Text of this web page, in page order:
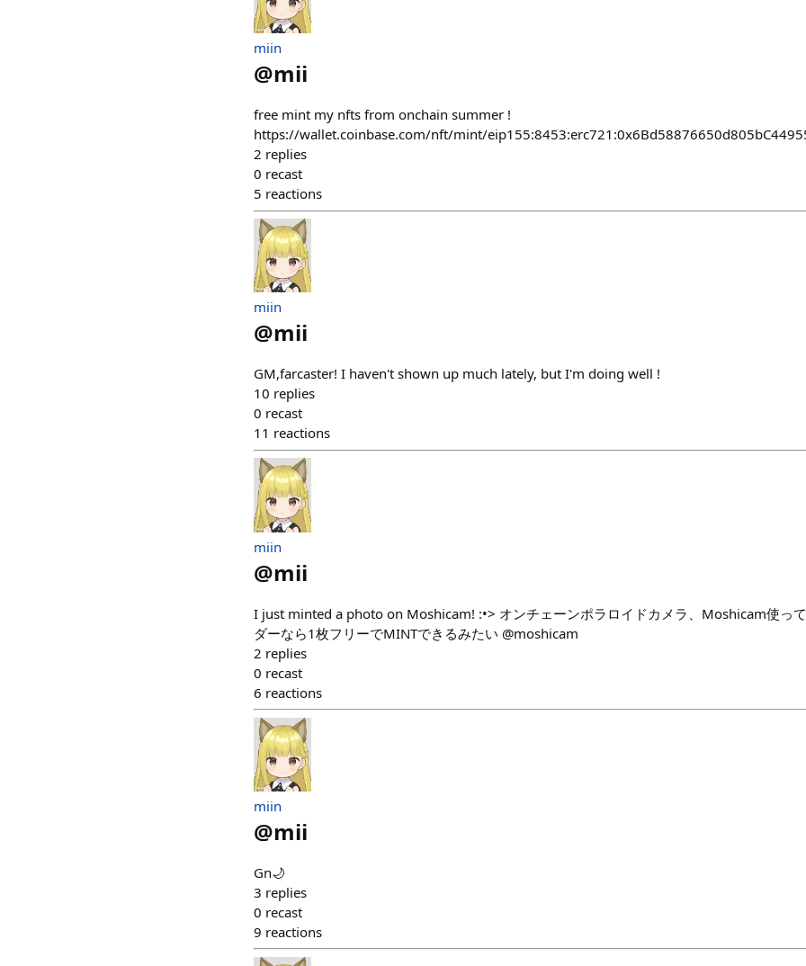
miin
@mii
free mint my nfts from onchain summer !
https://wallet.coinbase.com/nft/mint/
2 replies
0 recast
5 reactions
miin
@mii
GM,farcaster! I haven't shown up much lately, but I'm doing well !
10 replies
0 recast
11 reactions
miin
@mii
I just minted a photo on Moshicam! :•> オンチェーンポラロイドカメラ、Moshicam使っ
ダーなら1枚フリーでMINTできるみたい @moshicam
2 replies
0 recast
6 reactions
miin
@mii
Gn🌙
3 replies
0 recast
9 reactions